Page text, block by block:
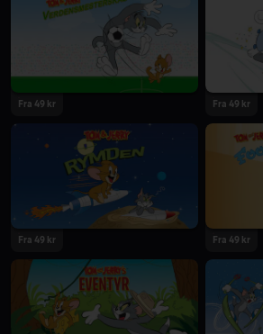
Fra 49 kr Fra 49 kr
Fra 49 kr Fra 49 kr